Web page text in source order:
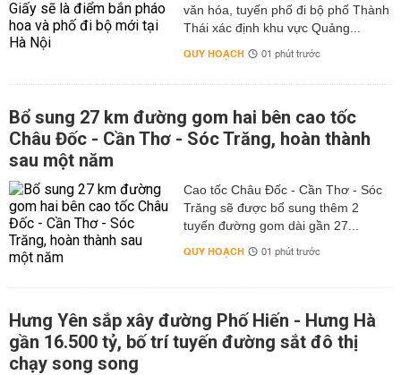
văn hóa, tuyến phố đi bộ phố Thành
Thái xác định khu vực Quảng...
QUY HOẠCH 01 phút trước
Bổ sung 27 km đường gom hai bên cao tốc
Châu Đốc - Cần Thơ - Sóc Trăng, hoàn thành
sau một năm
Cao tốc Châu Đốc - Cần Thơ - Sóc
Trăng sẽ được bổ sung thêm 2
tuyến đường gom dài gần 27...
QUY HOẠCH 01 phút trước
Hưng Yên sắp xây đường Phố Hiến - Hưng Hà
gần 16.500 tỷ, bố trí tuyến đường sắt đô thị
chạy song song